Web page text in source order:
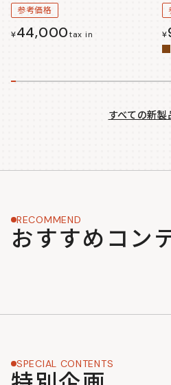
参考価格
¥44,000tax in ¥
すべての新製
RECOMMEND
おすすめコン
SPECIAL CONTENTS